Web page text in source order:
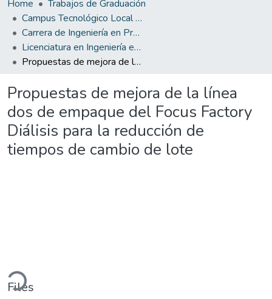
Home
Trabajos de Graduación
Campus Tecnológico Local San Carlos
Carrera de Ingeniería en Producción Industrial
Licenciatura en Ingeniería en Producción Industrial
Propuestas de mejora de la línea dos de empaque del Focus Factory Diálisis para la reducción de tiempos de cambio de lote
Propuestas de mejora de la línea
dos de empaque del Focus Factory
Diálisis para la reducción de
tiempos de cambio de lote
Files